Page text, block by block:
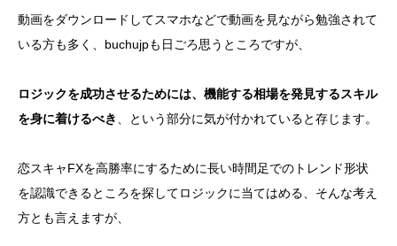
動画をダウンロードしてスマホなどで動画を見ながら勉強されて
いる方も多く、buchujpも日ごろ思うところですが、
ロジックを成功させるためには、機能する相場を発見するスキル
を身に着けるべき
、という部分に気が付かれていると存じます。
恋スキャFXを高勝率にするために長い時間足でのトレンド形状
を認識できるところを探してロジックに当てはめる、そんな考え
方とも言えますが、